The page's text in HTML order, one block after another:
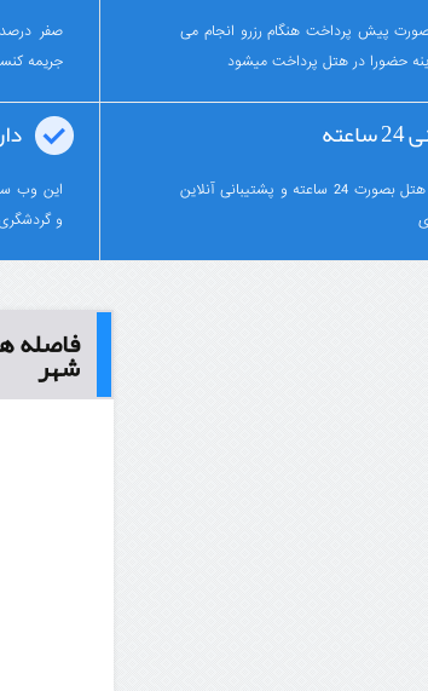
پیش پرداخت هنگام رزرو انجام می
حضورا در هتل پرداخت میشود
صفر درصد
جریمه
ارائه خدمات رزرو هتل بصورت 24 ساعته و پشتیبانی آنلاین
این وب
و
فاصله
شهر